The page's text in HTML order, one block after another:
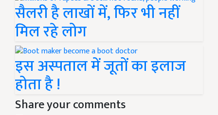
सैलरी है लाखों में, फिर भी नहीं
मिल रहे लोग
इस अस्पताल में जूतों का इलाज
होता है !
Share your comments